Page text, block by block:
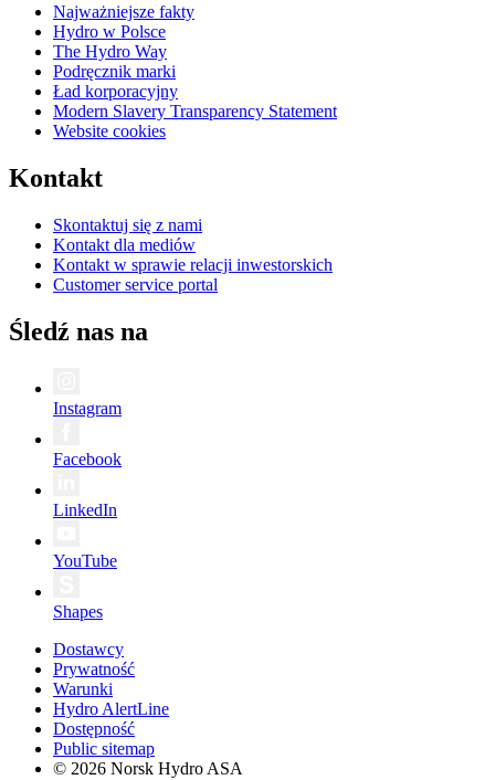
Najważniejsze fakty
Hydro w Polsce
The Hydro Way
Podręcznik marki
Ład korporacyjny
Modern Slavery Transparency Statement
Website cookies
Kontakt
Skontaktuj się z nami
Kontakt dla mediów
Kontakt w sprawie relacji inwestorskich
Customer service portal
Śledź nas na
Instagram
Facebook
LinkedIn
YouTube
Shapes
Dostawcy
Prywatność
Warunki
Hydro AlertLine
Dostępność
Public sitemap
© 2026 Norsk Hydro ASA